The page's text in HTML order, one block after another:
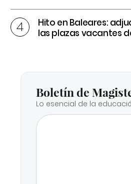
Hito en Baleares:
las plazas vacantes
Boletín de
Lo esencial de la